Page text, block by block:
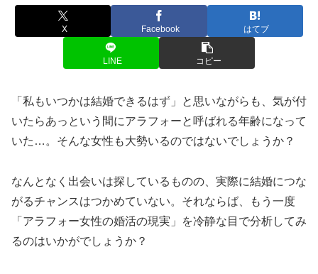
X Facebook はてブ
LINE コピー
「私もいつかは結婚できるはず」と思いながらも、気が付
いたらあっという間にアラフォーと呼ばれる年齢になって
いた…。そんな女性も大勢いるのではないでしょうか？
なんとなく出会いは探しているものの、実際に結婚につな
がるチャンスはつかめていない。それならば、もう一度
「アラフォー女性の婚活の現実」を冷静な目で分析してみ
るのはいかがでしょうか？